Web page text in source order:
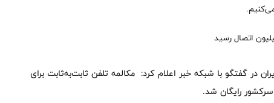
در گفتگو با شبکه خبر اعلام کرد: مکالمه تلفن ثابت‌به‌ثابت برای
رایگان شد.